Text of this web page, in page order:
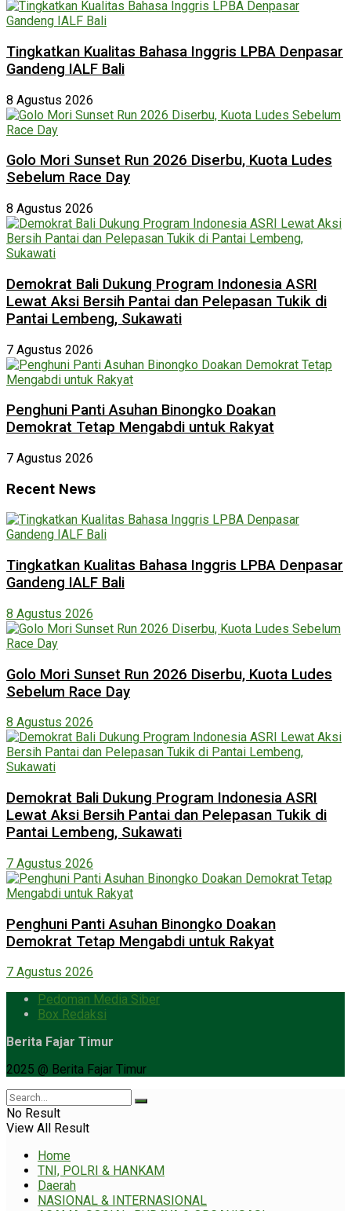
Tingkatkan Kualitas Bahasa Inggris LPBA Denpasar
Gandeng IALF Bali
8 Agustus 2026
Golo Mori Sunset Run 2026 Diserbu, Kuota Ludes
Sebelum Race Day
8 Agustus 2026
Demokrat Bali Dukung Program Indonesia ASRI
Lewat Aksi Bersih Pantai dan Pelepasan Tukik di
Pantai Lembeng, Sukawati
7 Agustus 2026
Penghuni Panti Asuhan Binongko Doakan
Demokrat Tetap Mengabdi untuk Rakyat
7 Agustus 2026
Recent News
Tingkatkan Kualitas Bahasa Inggris LPBA Denpasar
Gandeng IALF Bali
8 Agustus 2026
Golo Mori Sunset Run 2026 Diserbu, Kuota Ludes
Sebelum Race Day
8 Agustus 2026
Demokrat Bali Dukung Program Indonesia ASRI
Lewat Aksi Bersih Pantai dan Pelepasan Tukik di
Pantai Lembeng, Sukawati
7 Agustus 2026
Penghuni Panti Asuhan Binongko Doakan
Demokrat Tetap Mengabdi untuk Rakyat
7 Agustus 2026
Pedoman Media Siber
Box Redaksi
Berita Fajar Timur
2025 @ Berita Fajar Timur
No Result
View All Result
Home
TNI, POLRI & HANKAM
Daerah
NASIONAL & INTERNASIONAL